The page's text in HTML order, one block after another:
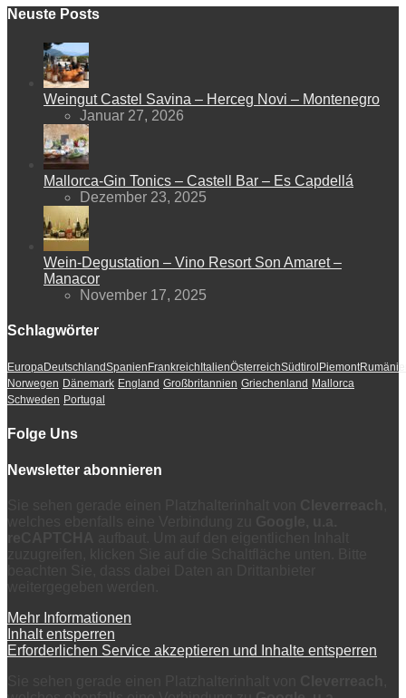
Neuste Posts
Weingut Castel Savina – Herceg Novi – Montenegro
Januar 27, 2026
Mallorca-Gin Tonics – Castell Bar – Es Capdellá
Dezember 23, 2025
Wein-Degustation – Vino Resort Son Amaret –
Manacor
November 17, 2025
Schlagwörter
EuropaDeutschlandSpanien Frankreich ItalienÖsterreichSüdtirol Piemont
Norwegen Dänemark England Großbritannien Griechenland Mallorca
Schweden Portugal
Folge Uns
Newsletter abonnieren
Mehr Informationen
Inhalt entsperren
Erforderlichen Service akzeptieren und Inhalte entsperren